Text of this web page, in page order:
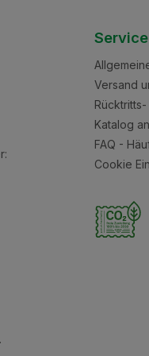
.
Service
Versand
Katalog
FAQ -
Cookie